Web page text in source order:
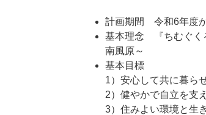
計画期間 令和6年度
基本理念 『ちむぐく
南風原～
基本目標
1）安心して共に暮ら
2）健やかで自立を支
3）住みよい環境と生